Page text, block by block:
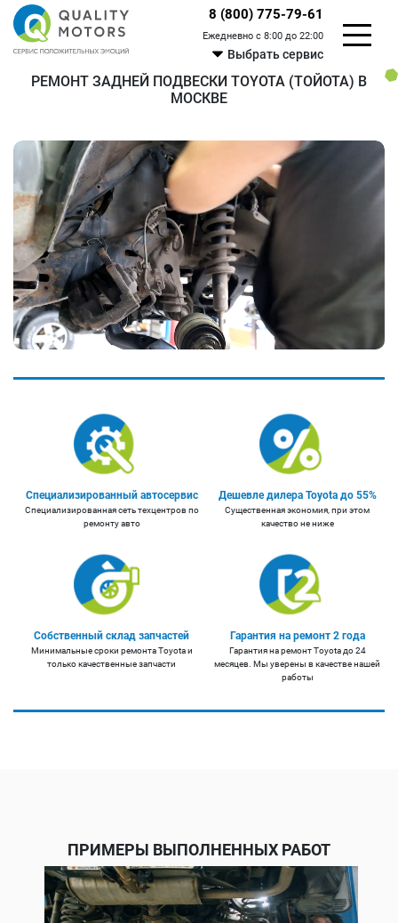
8 (800) 775-79-61
Ежедневно с 8:00 до 22:00
Выбрать сервис
РЕМОНТ ЗАДНЕЙ ПОДВЕСКИ TOYOTA (ТОЙОТА) В
МОСКВЕ
Специализированный автосервис
Специализированная сеть техцентров по
ремонту авто
Дешевле дилера Toyota до 55%
Существенная экономия, при этом
качество не ниже
Собственный склад запчастей
Минимальные сроки ремонта Toyota и
только качественные запчасти
Гарантия на ремонт 2 года
Гарантия на ремонт Toyota до 24
месяцев. Мы уверены в качестве нашей
работы
ПРИМЕРЫ ВЫПОЛНЕННЫХ РАБОТ